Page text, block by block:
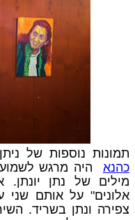
תמונות נוספות של
כהנאהיה מרגש לשמוע
מילים של נתן יונתן.
אלונים" על אותם שני
צפירה ונתן בשריד.